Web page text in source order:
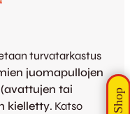
turvatarkastus
juomapullojen
tai
kielletty. Katso